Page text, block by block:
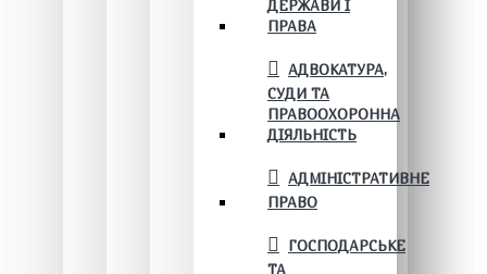
ДЕРЖАВИ І
ПРАВА
АДВОКАТУРА,
СУДИ ТА
ПРАВООХОРОННА
ДІЯЛЬНІСТЬ
АДМІНІСТРАТИВНЕ
ПРАВО
ГОСПОДАРСЬКЕ
ТА